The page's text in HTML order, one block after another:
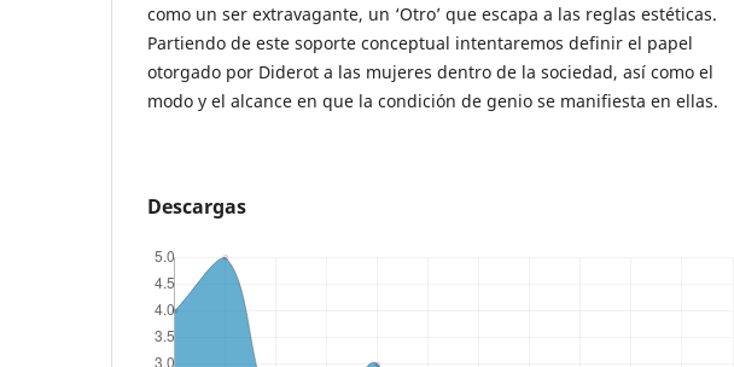
como un ser extravagante, un ‘Otro’ que escapa a las reglas estéticas.
Partiendo de este soporte conceptual intentaremos definir el papel
otorgado por Diderot a las mujeres dentro de la sociedad, así como el
modo y el alcance en que la condición de genio se manifiesta en ellas.
Descargas